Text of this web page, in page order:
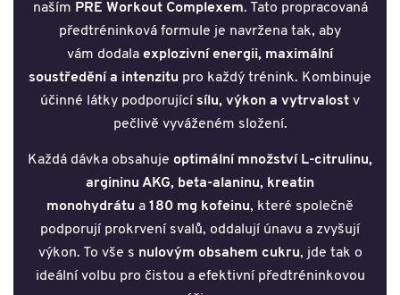
naším PRE Workout Complexem. Tato propracovaná
předtréninková formule je navržena tak, aby
vám dodala explozivní energii, maximální
soustředění a intenzitu pro každý trénink. Kombinuje
účinné látky podporující sílu, výkon a vytrvalost v
pečlivě vyváženém složení.
Každá dávka obsahuje optimální množství L-citrulinu,
argininu AKG, beta-alaninu, kreatin
monohydrátu a 180 mg kofeinu, které společně
podporují prokrvení svalů, oddalují únavu a zvyšují
výkon. To vše s nulovým obsahem cukru, jde tak o
ideální volbu pro čistou a efektivní předtréninkovou